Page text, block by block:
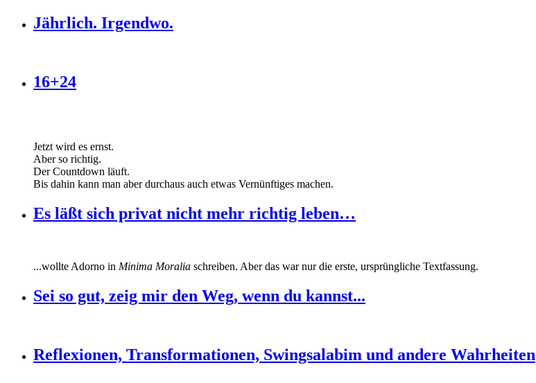
Jährlich. Irgendwo.
16+24
Jetzt wird es ernst.
Aber so richtig.
Der Countdown läuft.
Bis dahin kann man aber durchaus auch etwas Vernünftiges machen.
Es läßt sich privat nicht mehr richtig leben…
...wollte Adorno in Minima Moralia schreiben. Aber das war nur die erste, ursprüngliche Textfassung.
Sei so gut, zeig mir den Weg, wenn du kannst...
Reflexionen, Transformationen, Swingsalabim und andere Wahrheiten